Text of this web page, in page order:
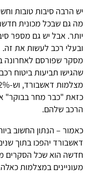
יש הרבה סיבות טובות
מה גם שבכל מכונית
יותר. אבל יש גם מספר
ובעלי רכב לעשות את זה.
כזאת "כבר מחר בבוקר"
הרכב שלהם.
כאמור – הנתון החשוב
דאשבורד יהפכו בתוך
מעוניינים במצלמות